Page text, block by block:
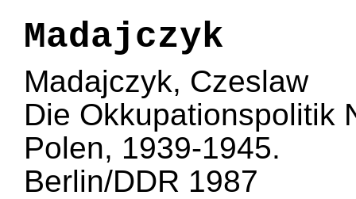
Madajczyk
Madajczyk, Czeslaw
Die Okkupationspolitik
Polen, 1939-1945.
Berlin/DDR 1987